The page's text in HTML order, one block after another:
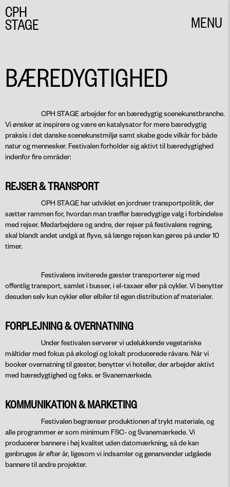
CPH
STAGE
MENU
BÆREDYGTIGHED
CPH STAGE arbejder for en bæredygtig scenekunstbranche.
Vi ønsker at inspirere og være en katalysator for mere bæredygtig
praksis i det danske scenekunstmiljø samt skabe gode vilkår for både
natur og mennesker. Festivalen forholder sig aktivt til bæredygtighed
indenfor fire områder:
REJSER & TRANSPORT
CPH STAGE har udviklet en jordnær transportpolitik, der
sætter rammen for, hvordan man træffer bæredygtige valg i forbindelse
med rejser. Medarbejdere og andre, der rejser på festivalens regning,
skal blandt andet undgå at flyve, så længe rejsen kan gøres på under 10
timer.
Festivalens inviterede gæster transporterer sig med
offentlig transport, samlet i busser, i el-taxaer eller på cykler. Vi benytter
desuden selv kun cykler eller elbiler til egen distribution af materialer.
FORPLEJNING & OVERNATNING
Under festivalen serverer vi udelukkende vegetariske
måltider med fokus på økologi og lokalt producerede råvare. Når vi
booker overnatning til gæster, benytter vi hoteller, der arbejder aktivt
med bæredygtighed og f.eks. er Svanemærkede.
KOMMUNIKATION & MARKETING
Festivalen begrænser produktionen af trykt materiale, og
alle programmer er som minimum FSC- og Svanemærkede. Vi
producerer bannere i høj kvalitet uden datomærkning, så de kan
genbruges år efter år, ligesom vi indsamler og genanvender udgåede
bannere til andre projekter.